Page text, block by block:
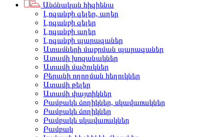
Անձնական հիգիենա
Լոգանքի գելեր, աղեր
Լոգանքի գելեր
Լոգանքի աղեր
Լոգանքի պարագաներ
Ատամների մաքրման պարագաներ
Ատամի խոզանակներ
Ատամի մածուկներ
Բերանի ողողման հեղուկներ
Ատամի թելեր
Ատամի փայտիկներ
Բամբակե ձողիկներ, սկավառակներ
Բամբակե ձողիկներ
Բամբակե սկավառակներ
Բամբակ